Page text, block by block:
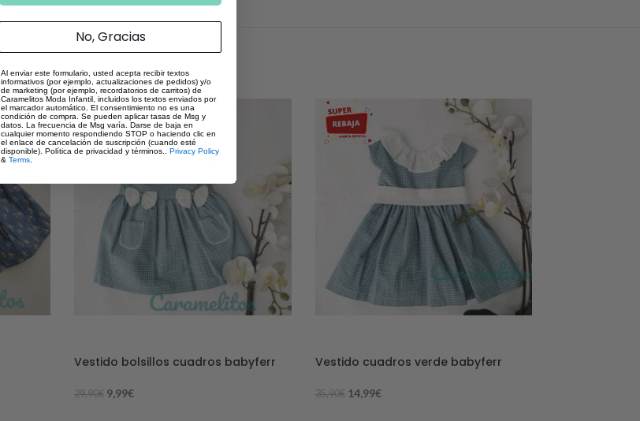
Vestido bolsillos cuadros babyferr
29,90€ 9,99€
Vestido cuadros verde babyferr
35,90€ 14,99€
No, Gracias
Al enviar este formulario, usted acepta recibir textos
informativos (por ejemplo, actualizaciones de pedidos) y/o
de marketing (por ejemplo, recordatorios de carritos) de
Caramelitos Moda Infantil, incluidos los textos enviados por
el marcador automático. El consentimiento no es una
condición de compra. Se pueden aplicar tasas de Msg y
datos. La frecuencia de Msg varía. Darse de baja en
cualquier momento respondiendo STOP o haciendo clic en
el enlace de cancelación de suscripción (cuando esté
disponible). Política de privacidad y términos.. Privacy Policy
& Terms